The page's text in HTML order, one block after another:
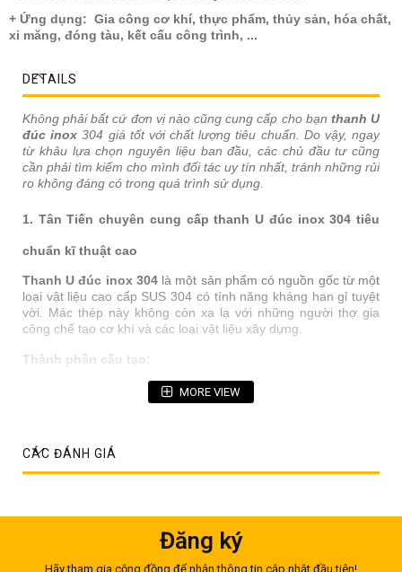
+ Ứng dụng: Gia công cơ khí, thực phẩm, thủy sản, hóa chất,
xi măng, đóng tàu, kết cấu công trình, ...
DETAILS
Không phải bất cứ đơn vị nào cũng cung cấp cho bạn thanh U
đúc inox 304 giá tốt với chất lượng tiêu chuẩn. Do vậy, ngay
từ khâu lựa chọn nguyên liệu ban đầu, các chủ đầu tư cũng
cần phải tìm kiếm cho mình đối tác uy tín nhất, tránh những rủi
ro không đáng có trong quá trình sử dụng.
1. Tân Tiến chuyên cung cấp thanh U đúc inox 304 tiêu
chuẩn kĩ thuật cao
Thanh U đúc inox 304là một sản phẩm có nguồn gốc từ một
loại vật liệu cao cấp SUS 304 có tính năng kháng han gỉ tuyệt
vời. Mác thép này không còn xa lạ với những người thợ gia
công chế tạo cơ khí và các loại vật liệu xây dựng.
Thành phần cấu tạo:
Xét về thành phần thì inox 304 nói chung chứa 17.5-20% hàm
lượng Crom và 8-11% hàm lượng Niken. Ngoài ra thì một số
Niken dẫn đầu đã cho phép nó sở hữu tính năng kháng ăn
MORE VIEW
CÁC ĐÁNH GIÁ
Đăng ký
Hãy tham gia cộng đồng để nhận thông tin cập nhật đầu tiên!